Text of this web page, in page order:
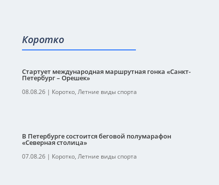
Коротко
Стартует международная маршрутная гонка «Санкт-
Петербург – Орешек»
08.08.26| Коротко, Летние виды спорта
В Петербурге состоится беговой полумарафон
«Северная столица»
07.08.26| Коротко, Летние виды спорта